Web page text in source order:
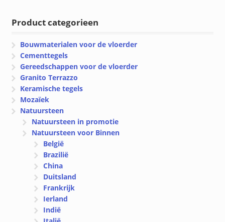
Product categorieen
Bouwmaterialen voor de vloerder
Cementtegels
Gereedschappen voor de vloerder
Granito Terrazzo
Keramische tegels
Mozaïek
Natuursteen
Natuursteen in promotie
Natuursteen voor Binnen
België
Brazilië
China
Duitsland
Frankrijk
Ierland
Indië